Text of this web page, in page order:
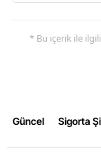
* Bu içerik ile
Güncel Sigorta